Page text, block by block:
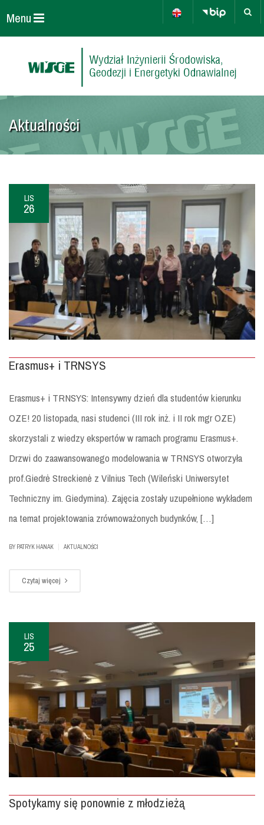
Menu
Aktualności
LIS
26
Erasmus+ i TRNSYS
Erasmus+ i TRNSYS: Intensywny dzień dla studentów kierunku
OZE! 20 listopada, nasi studenci (III rok inż. i II rok mgr OZE)
skorzystali z wiedzy ekspertów w ramach programu Erasmus+.
Drzwi do zaawansowanego modelowania w TRNSYS otworzyła
prof.Giedrė Streckienė z Vilnius Tech (Wileński Uniwersytet
Techniczny im. Giedymina). Zajęcia zostały uzupełnione wykładem
na temat projektowania zrównoważonych budynków, […]
BY PATRYK HANAK AKTUALNOŚCI
Czytaj więcej
LIS
25
Spotykamy się ponownie z młodzieżą